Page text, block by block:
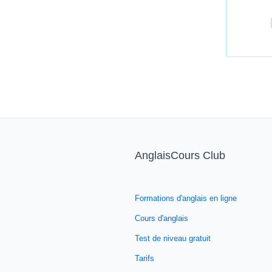
AnglaisCours Club
Formations d'anglais en ligne
Cours d'anglais
Test de niveau gratuit
Tarifs